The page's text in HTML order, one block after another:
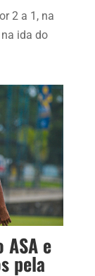
2 a 1, na
ida do
e
pela